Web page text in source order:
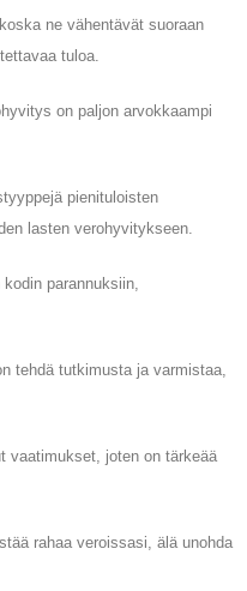
ne vähentävät suoraan
tuloa.
on paljon arvokkaampi
pienituloisten
lasten verohyvitykseen.
parannuksiin,
tehdä tutkimusta ja varmistaa,
vaatimukset, joten on tärkeää
rahaa veroissasi, älä unohda